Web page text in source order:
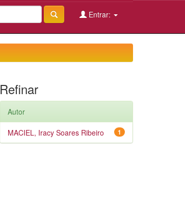
Entrar:
Refinar
Autor
1
MACIEL, Iracy Soares Ribeiro